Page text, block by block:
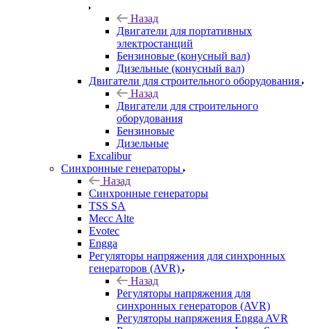
Назад
Двигатели для портативных
электростанций
Бензиновые (конусный вал)
Дизельные (конусный вал)
Двигатели для строительного оборудования
Назад
Двигатели для строительного
оборудования
Бензиновые
Дизельные
Excalibur
Синхронные генераторы
Назад
Синхронные генераторы
TSS SA
Mecc Alte
Evotec
Engga
Регуляторы напряжения для синхронных
генераторов (AVR)
Назад
Регуляторы напряжения для
синхронных генераторов (AVR)
Регуляторы напряжения Engga AVR